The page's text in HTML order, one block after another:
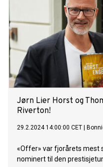
Jørn Lier Horst og
Riverton!
29.2.2024 14:00:00 CET
«Offer» var fjorårets mest
nominert til den